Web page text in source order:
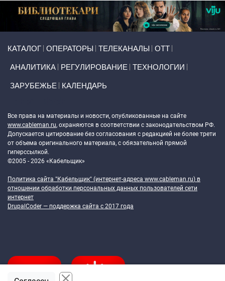
КАТАЛОГ ОПЕРАТОРЫ ТЕЛЕКАНАЛЫ ОТТ
АНАЛИТИКА РЕГУЛИРОВАНИЕ ТЕХНОЛОГИИ
ЗАРУБЕЖЬЕ КАЛЕНДАРЬ
Все права на материалы и новости, опубликованные на сайте
www.cableman.ru, охраняются в соответствии с законодательством РФ.
Допускается цитирование без согласования с редакцией не более трети
от объема оригинального материала, с обязательной прямой
гиперссылкой.
©2005 - 2026 «Кабельщик»
Политика сайта "Кабельщик" (интернет-адреса www.cableman.ru) в
отношении обработки персональных данных пользователей сети
интернет
DrupalCoder — поддержка сайта c 2017 года